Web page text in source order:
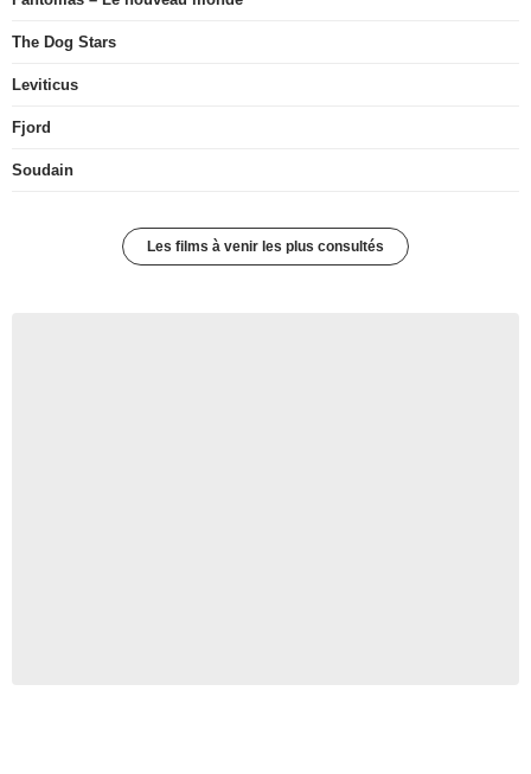
The Dog Stars
Leviticus
Fjord
Soudain
Les films à venir les plus consultés